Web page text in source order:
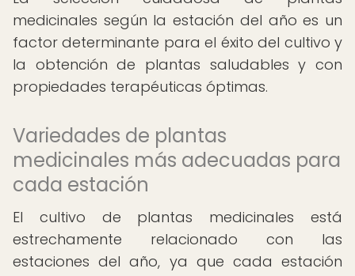
medicinales según la estación del año es un
factor determinante para el éxito del cultivo y
la obtención de plantas saludables y con
propiedades terapéuticas óptimas.
Variedades de plantas
medicinales más adecuadas para
cada estación
El cultivo de plantas medicinales está
estrechamente relacionado con las
estaciones del año, ya que cada estación